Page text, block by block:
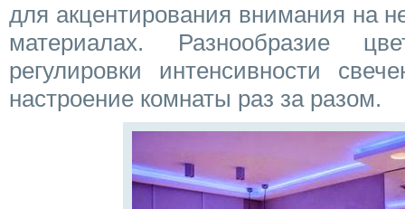
для акцентирования внимания на
материалах. Разнообразие
регулировки интенсивности
настроение комнаты раз за разом.